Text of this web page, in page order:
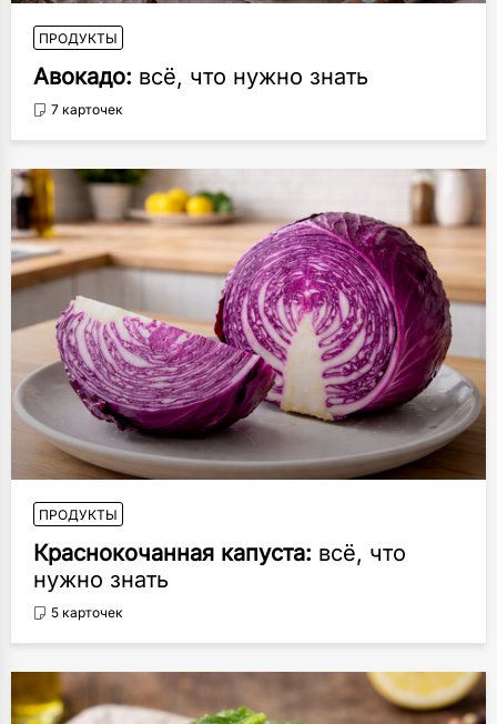
ПРОДУКТЫ
Авокадо: всё, что нужно знать
7 карточек
ПРОДУКТЫ
Краснокочанная капуста: всё, что
нужно знать
5 карточек